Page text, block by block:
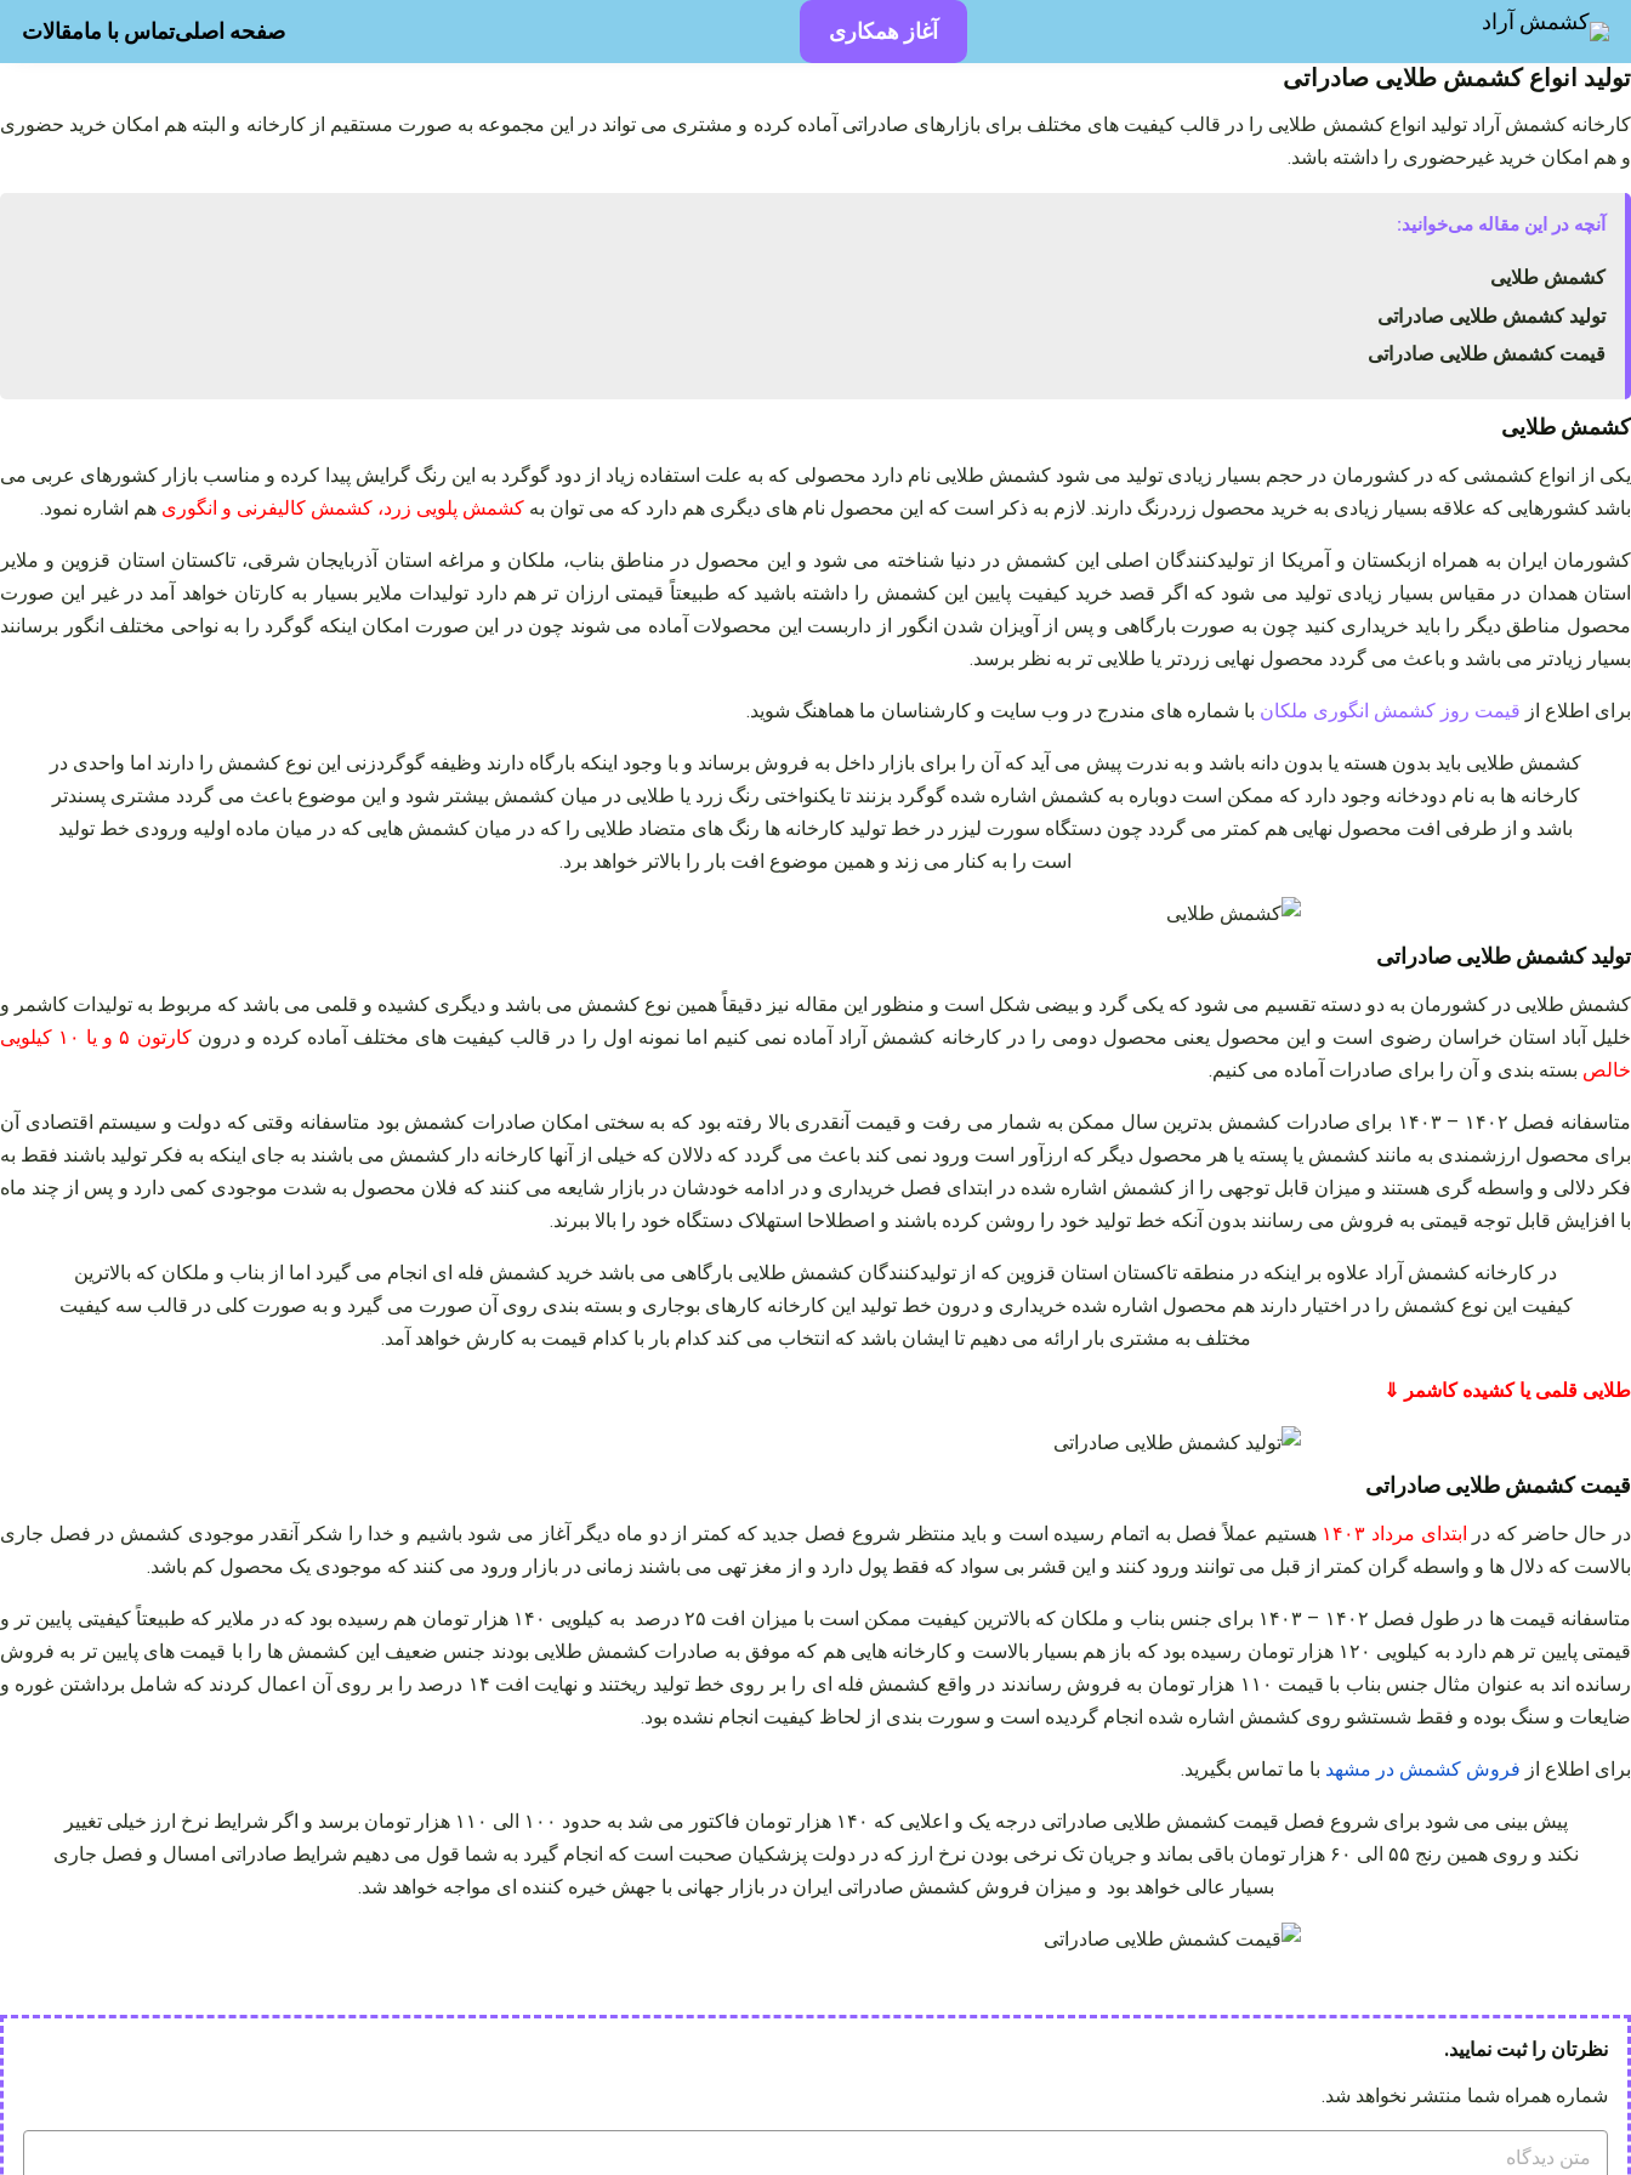
محتوا
آغاز همکاری صفحه اصلیتماس با مامقالات
تولید انواع کشمش طلایی صادراتی
کارخانه کشمش آراد تولید انواع کشمش طلایی را در قالب کیفیت‌ های مختلف برای بازارهای صادراتی آماده کرده و مشتری می‌ تواند در این مجموعه به صورت مستقیم از کارخانه و البته هم امکان خرید حضوری
و هم امکان خرید غیرحضوری را داشته باشد.
آنچه در این مقاله می‌خوانید:
کشمش طلایی
تولید کشمش طلایی صادراتی
قیمت کشمش طلایی صادراتی
کشمش طلایی
یکی از انواع کشمشی که در کشورمان در حجم بسیار زیادی تولید می‌ شود کشمش طلایی نام دارد محصولی که به علت استفاده زیاد از دود گوگرد به این رنگ گرایش پیدا کرده و مناسب بازار کشورهای عربی می‌
باشد کشورهایی که علاقه بسیار زیادی به خرید محصول زردرنگ دارند. لازم به ذکر است که این محصول نام‌ های دیگری هم دارد که می‌ توان به کشمش پلویی زرد، کشمش کالیفرنی و انگوری هم اشاره نمود.
کشورمان ایران به همراه ازبکستان و آمریکا از تولیدکنندگان اصلی این کشمش در دنیا شناخته می‌ شود و این محصول در مناطق بناب، ملکان و مراغه استان آذربایجان شرقی، تاکستان استان قزوین و ملایر
استان همدان در مقیاس بسیار زیادی تولید می‌ شود که اگر قصد خرید کیفیت پایین این کشمش را داشته باشید که طبیعتاً قیمتی ارزان‌ تر هم دارد تولیدات ملایر بسیار به کارتان خواهد آمد در غیر این صورت
محصول مناطق دیگر را باید خریداری کنید چون به صورت بارگاهی و پس از آویزان شدن انگور از داربست این محصولات آماده می‌ شوند چون در این صورت امکان اینکه گوگرد را به نواحی مختلف انگور برسانند
بسیار زیادتر می‌ باشد و باعث می‌ گردد محصول نهایی زردتر یا طلایی‌ تر به نظر برسد.
برای اطلاع از قیمت روز کشمش انگوری ملکان با شماره های مندرج در وب سایت و کارشناسان ما هماهنگ شوید.
کشمش طلایی باید بدون هسته یا بدون دانه باشد و به ندرت پیش می‌ آید که آن را برای بازار داخل به فروش برساند و با وجود اینکه بارگاه دارند وظیفه گوگردزنی این نوع کشمش را دارند اما واحدی در
کارخانه‌ ها به نام دودخانه وجود دارد که ممکن است دوباره به کشمش اشاره شده گوگرد بزنند تا یکنواختی رنگ زرد یا طلایی در میان کشمش بیشتر شود و این موضوع باعث می‌ گردد مشتری پسندتر
باشد و از طرفی افت محصول نهایی هم کمتر می‌ گردد چون دستگاه سورت لیزر در خط تولید کارخانه‌ ها رنگ‌ های متضاد طلایی را که در میان کشمش‌ هایی که در میان ماده اولیه ورودی خط تولید
است را به کنار می‌ زند و همین موضوع افت بار را بالاتر خواهد برد.
تولید کشمش طلایی صادراتی
کشمش طلایی در کشورمان به دو دسته تقسیم می‌ شود که یکی گرد و بیضی شکل است و منظور این مقاله نیز دقیقاً همین نوع کشمش می‌ باشد و دیگری کشیده و قلمی می‌ باشد که مربوط به تولیدات کاشمر و
خلیل‌ آباد استان خراسان رضوی است و این محصول یعنی محصول دومی را در کارخانه کشمش آراد آماده نمی‌ کنیم اما نمونه اول را در قالب کیفیت های مختلف آماده کرده و درون
کارتون ۵ و یا ۱۰ کیلویی
خالص بسته‌ بندی و آن را برای صادرات آماده می‌ کنیم.
متاسفانه فصل ۱۴۰۲ – ۱۴۰۳ برای صادرات کشمش بدترین سال ممکن به شمار می‌ رفت و قیمت آنقدری بالا رفته بود که به سختی امکان صادرات کشمش بود متاسفانه وقتی که دولت و سیستم اقتصادی آن
برای محصول ارزشمندی به مانند کشمش یا پسته یا هر محصول دیگر که ارزآور است ورود نمی‌ کند باعث می‌ گردد که دلالان که خیلی از آنها کارخانه‌ دار کشمش می‌ باشند به جای اینکه به فکر تولید باشند فقط به
فکر دلالی و واسطه‌ گری هستند و میزان قابل توجهی را از کشمش اشاره شده در ابتدای فصل خریداری و در ادامه خودشان در بازار شایعه می‌ کنند که فلان محصول به شدت موجودی کمی دارد و پس از چند ماه
با افزایش قابل توجه قیمتی به فروش می‌ رسانند بدون آنکه خط تولید خود را روشن کرده باشند و اصطلاحا استهلاک دستگاه خود را بالا ببرند.
در کارخانه کشمش آراد علاوه بر اینکه در منطقه تاکستان استان قزوین که از تولیدکنندگان کشمش طلایی بارگاهی می‌ باشد خرید کشمش فله‌ ای انجام می‌ گیرد اما از بناب و ملکان که بالاترین
کیفیت این نوع کشمش را در اختیار دارند هم محصول اشاره شده خریداری و درون خط تولید این کارخانه کارهای بوجاری و بسته‌ بندی روی آن صورت می‌ گیرد و به صورت کلی در قالب سه کیفیت
مختلف به مشتری بار ارائه می‌ دهیم تا ایشان باشد که انتخاب می‌ کند کدام بار با کدام قیمت به کارش خواهد آمد.
طلایی قلمی یا کشیده کاشمر ⇓
قیمت کشمش طلایی صادراتی
در حال حاضر که در ابتدای مرداد ۱۴۰۳
هستیم عملاً فصل به اتمام رسیده است و باید منتظر شروع فصل جدید که کمتر از دو ماه دیگر آغاز می‌ شود باشیم و خدا را شکر آنقدر موجودی کشمش در فصل جاری
بالاست که دلال‌ ها و واسطه‌ گران کمتر از قبل می‌ توانند ورود کنند و این قشر بی‌ سواد که فقط پول دارد و از مغز تهی می‌ باشند زمانی در بازار ورود می‌ کنند که موجودی یک محصول کم باشد.
متاسفانه قیمت‌ ها در طول فصل ۱۴۰۲ – ۱۴۰۳ برای جنس بناب و ملکان که بالاترین کیفیت ممکن است با میزان افت ۲۵ درصد به کیلویی ۱۴۰ هزار تومان هم رسیده بود که در ملایر که طبیعتاً کیفیتی پایین‌ تر و
قیمتی پایین‌ تر هم دارد به کیلویی ۱۲۰ هزار تومان رسیده بود که باز هم بسیار بالاست و کارخانه‌ هایی هم که موفق به صادرات کشمش طلایی بودند جنس ضعیف این کشمش‌ ها را با قیمت‌ های پایین‌ تر به فروش
رسانده اند به عنوان مثال جنس بناب با قیمت ۱۱۰ هزار تومان به فروش رساندند در واقع کشمش فله‌ ای را بر روی خط تولید ریختند و نهایت افت ۱۴ درصد را بر روی آن اعمال کردند که شامل برداشتن غوره و
ضایعات و سنگ بوده و فقط شستشو روی کشمش اشاره شده انجام گردیده است و سورت بندی از لحاظ کیفیت انجام نشده بود.
برای اطلاع از فروش کشمش در مشهد با ما تماس بگیرید.
پیش بینی می‌ شود برای شروع فصل قیمت کشمش طلایی صادراتی درجه یک و اعلایی که ۱۴۰ هزار تومان فاکتور می‌ شد به حدود ۱۰۰ الی ۱۱۰ هزار تومان برسد و اگر شرایط نرخ ارز خیلی تغییر
نکند و روی همین رنج ۵۵ الی ۶۰ هزار تومان باقی بماند و جریان تک نرخی بودن نرخ ارز که در دولت پزشکیان صحبت است که انجام گیرد به شما قول می‌ دهیم شرایط صادراتی امسال و فصل جاری
بسیار عالی خواهد بود و میزان فروش کشمش صادراتی ایران در بازار جهانی با جهش خیره کننده‌ ای مواجه خواهد شد.
نظرتان را ثبت نمایید.
شماره همراه شما منتشر نخواهد شد.